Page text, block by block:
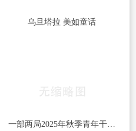
乌旦塔拉 美如童话
一部两局2025年秋季青年干部培训班和处级干部进修班开班